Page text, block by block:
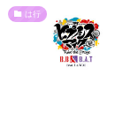
は行